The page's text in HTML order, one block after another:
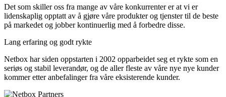
Det som skiller oss fra mange av våre konkurrenter er at vi er
lidenskaplig opptatt av å gjøre våre produkter og tjenster til de beste
på markedet og jobber kontinuerlig med å forbedre disse.
Lang erfaring og godt rykte
Netbox har siden oppstarten i 2002 opparbeidet seg et rykte som en
seriøs og stabil leverandør, og de aller fleste av våre nye nye kunder
kommer etter anbefalinger fra våre eksisterende kunder.